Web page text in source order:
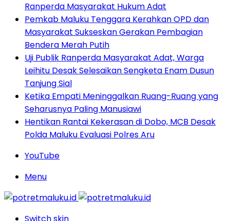
Ranperda Masyarakat Hukum Adat
Pemkab Maluku Tenggara Kerahkan OPD dan
Masyarakat Sukseskan Gerakan Pembagian
Bendera Merah Putih
Uji Publik Ranperda Masyarakat Adat, Warga
Leihitu Desak Selesaikan Sengketa Enam Dusun
Tanjung Sial
Ketika Empati Meninggalkan Ruang-Ruang yang
Seharusnya Paling Manusiawi
Hentikan Rantai Kekerasan di Dobo, MCB Desak
Polda Maluku Evaluasi Polres Aru
YouTube
Menu